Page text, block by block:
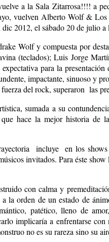
a la Sala Zitarrosa!!!! a
vuelven Alberto Wolf & Los
2012, el sábado 20 de julio a
Wolf y compuesta por
(teclados); Luis Jorge
para la
impactante, sinuoso y
del rock, superaron las
sumada a su
hace la mejor historia de
incluye en los shows
invitados. Para éste
con calma y
a la orden de un estado de
patético, lleno de
implicaría a enfrentarse
no es su rareza sino su